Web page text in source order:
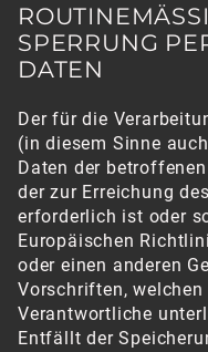
PERRUNG
ATEN
Der für die
(in diesem Sinne
Daten der
der zur Erreichung
erforderlich ist oder
Europäischen
oder einen anderen
Vorschriften,
Verantwortliche
Entfällt der